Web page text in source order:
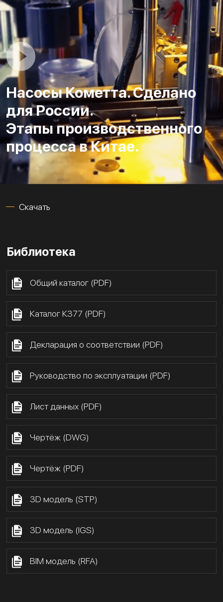
Насосы Кометта. Сделано
для России.
Этапы производственного
процесса в Китае.
Скачать
Библиотека
Общий каталог (PDF)
Каталог К377 (PDF)
Декларация о соответствии (PDF)
Руководство по эксплуатации (PDF)
Лист данных (PDF)
Чертёж (DWG)
Чертёж (PDF)
3D модель (STP)
3D модель (IGS)
BIM модель (RFA)